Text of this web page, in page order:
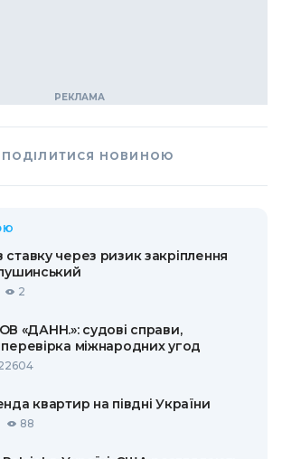
ПОДІЛИТИСЯ НОВИНОЮ
через ризик закріплення
2
«ДАНН.»: судові справи,
міжнародних угод
квартир на півдні України
88